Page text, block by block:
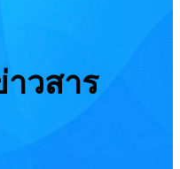
วสาร